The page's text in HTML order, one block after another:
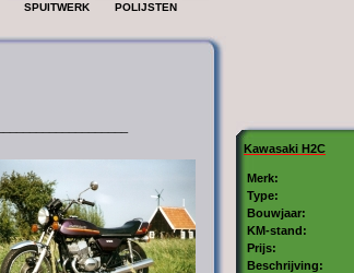
SPUITWERK POLIJSTEN
Kawasaki H2C
Merk:
Type:
Bouwjaar:
KM-stand:
Prijs:
Beschrijving: